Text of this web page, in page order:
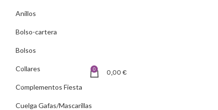
0 0,00 €
Anillos
Bolso-cartera
Bolsos
Collares
Complementos Fiesta
Cuelga Gafas/Mascarillas